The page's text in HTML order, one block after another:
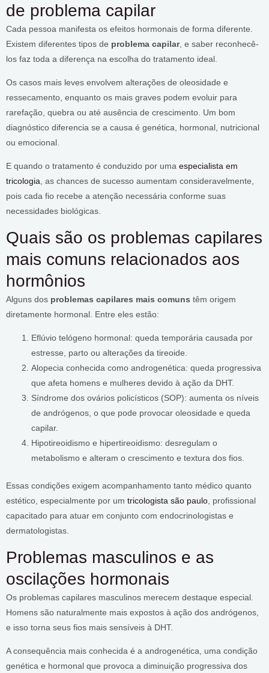
de problema capilar
Cada pessoa manifesta os efeitos hormonais de forma diferente.
Existem diferentes tipos de problema capilar, e saber reconhecê-
los faz toda a diferença na escolha do tratamento ideal.
Os casos mais leves envolvem alterações de oleosidade e
ressecamento, enquanto os mais graves podem evoluir para
rarefação, quebra ou até ausência de crescimento. Um bom
diagnóstico diferencia se a causa é genética, hormonal, nutricional
ou emocional.
E quando o tratamento é conduzido por uma especialista em
tricologia , as chances de sucesso aumentam consideravelmente,
pois cada fio recebe a atenção necessária conforme suas
necessidades biológicas.
Quais são os problemas capilares
mais comuns relacionados aos
hormônios
Alguns dos problemas capilares mais comuns têm origem
diretamente hormonal. Entre eles estão:
Eflúvio telógeno hormonal: queda temporária causada por
estresse, parto ou alterações da tireoide.
Alopecia conhecida como androgenética: queda progressiva
que afeta homens e mulheres devido à ação da DHT.
Síndrome dos ovários policísticos (SOP): aumenta os níveis
de andrógenos, o que pode provocar oleosidade e queda
capilar.
Hipotireoidismo e hipertireoidismo: desregulam o
metabolismo e alteram o crescimento e textura dos fios.
Essas condições exigem acompanhamento tanto médico quanto
estético, especialmente por um tricologista são paulo , profissional
capacitado para atuar em conjunto com endocrinologistas e
dermatologistas.
Problemas masculinos e as
oscilações hormonais
Os problemas capilares masculinos merecem destaque especial.
Homens são naturalmente mais expostos à ação dos andrógenos,
e isso torna seus fios mais sensíveis à DHT.
A consequência mais conhecida é a androgenética, uma condição
genética e hormonal que provoca a diminuição progressiva dos